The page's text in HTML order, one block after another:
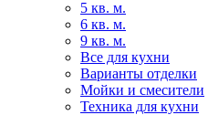
5 кв. м.
6 кв. м.
9 кв. м.
Все для кухни
Варианты отделки
Мойки и смесители
Техника для кухни